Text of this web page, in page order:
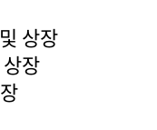
상장
장